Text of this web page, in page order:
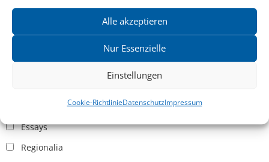
Alle akzeptieren
Nur Essenzielle
Einstellungen
Cookie-RichtlinieDatenschutzImpressum
Newsletter
News zu aktuellen Neuheiten und Nachrichten im zu Klampen!
Verlag – jederzeit wieder abbestellbar.
Kritische Theorie / Philosophie
Essays
Regionalia